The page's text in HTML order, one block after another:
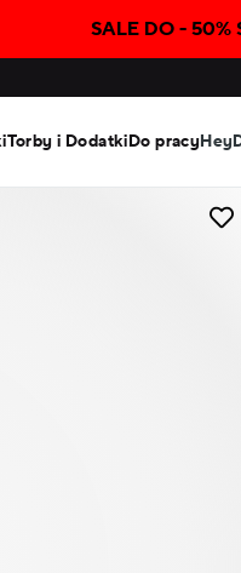
SALE DO - 50%
Torby i DodatkiDo pracy